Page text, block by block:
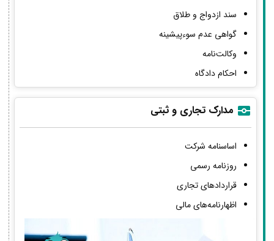
سند ازدواج و طلاق
گواهی عدم سوءپیشینه
وکالت‌نامه
احکام دادگاه
مدارک تجاری و ثبتی
اساسنامه شرکت
روزنامه رسمی
قراردادهای تجاری
اظهارنامه‌های مالی